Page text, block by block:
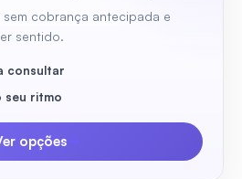
cobrança antecipada e
sentido.
consultar
seu ritmo
opções